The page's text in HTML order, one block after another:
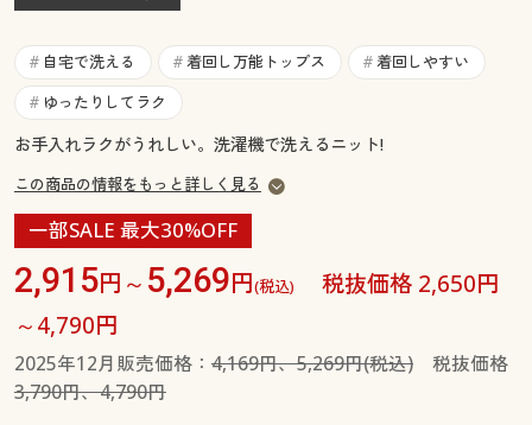
サポート
ご利用ガイド
よくある質問とお問い合わせ
よくある質問とお問い合わせ
# 自宅で洗える # 着回し万能トップス # 着回しやすい
# ゆったりしてラク
お手入れラクがうれしい。洗濯機で洗えるニット!
この商品の情報をもっと詳しく見る
一部SALE 最大30%OFF
2,915円～ 5,269円(税込)
税抜価格 2,650円
～4,790円
2025年12月販売価格： 4,169円、5,269円(税込)税抜価格
3,790円、4,790円